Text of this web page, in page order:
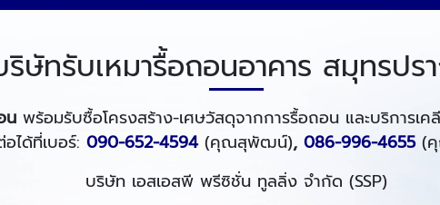
ริษัทรับเหมารื้อถอนอาคาร สมุทรปร
น พร้อมรับซื้อโครงสร้าง-เศษวัสดุจากการรื้อถอน และบริการเค
ได้ที่เบอร์: 090-652-4594(คุณสุพัฒน์), 086-996-4655(คุ
บริษัท เอสเอสพี พรีซิชั่น ทูลลิ่ง จำกัด (SSP)